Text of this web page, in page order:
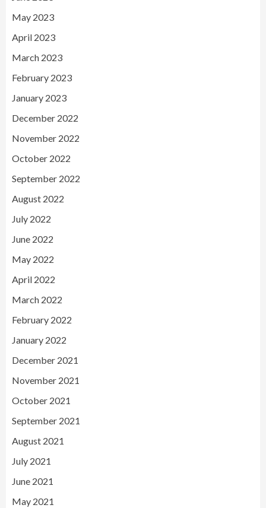
May 2023
April 2023
March 2023
February 2023
January 2023
December 2022
November 2022
October 2022
September 2022
August 2022
July 2022
June 2022
May 2022
April 2022
March 2022
February 2022
January 2022
December 2021
November 2021
October 2021
September 2021
August 2021
July 2021
June 2021
May 2021